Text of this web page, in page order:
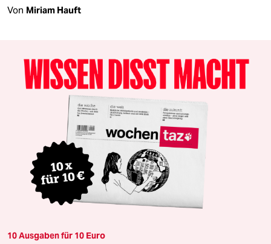
Von Miriam Hauft
10 Ausgaben für 10 Euro